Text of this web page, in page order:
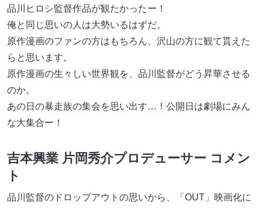
品川ヒロシ監督作品が観たかったー！
俺と同じ思いの人は大勢いるはずだ。
原作漫画のファンの方はもちろん、沢山の方に観て貰えた
らと思います。
原作漫画の生々しい世界観を、品川監督がどう昇華させる
のか。
あの日の暴走族の集会を思い出す…！公開日は劇場にみん
な大集合ー！
吉本興業 片岡秀介プロデューサー コメン
ト
品川監督のドロップアウトの思いから、「OUT」映画化に